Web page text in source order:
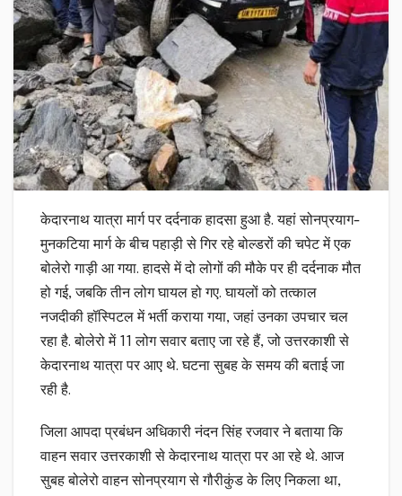
केदारनाथ यात्रा मार्ग पर दर्दनाक हादसा हुआ है. यहां सोनप्रयाग-
मुनकटिया मार्ग के बीच पहाड़ी से गिर रहे बोल्डरों की चपेट में एक
बोलेरो गाड़ी आ गया. हादसे में दो लोगों की मौके पर ही दर्दनाक मौत
हो गई, जबकि तीन लोग घायल हो गए. घायलों को तत्काल
नजदीकी हॉस्पिटल में भर्ती कराया गया, जहां उनका उपचार चल
रहा है. बोलेरो में 11 लोग सवार बताए जा रहे हैं, जो उत्तरकाशी से
केदारनाथ यात्रा पर आए थे. घटना सुबह के समय की बताई जा
रही है.
जिला आपदा प्रबंधन अधिकारी नंदन सिंह रजवार ने बताया कि
वाहन सवार उत्तरकाशी से केदारनाथ यात्रा पर आ रहे थे. आज
सुबह बोलेरो वाहन सोनप्रयाग से गौरीकुंड के लिए निकला था,